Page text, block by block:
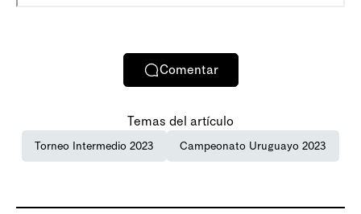
Comentar
Temas del artículo
Torneo Intermedio 2023 Campeonato Uruguayo 2023